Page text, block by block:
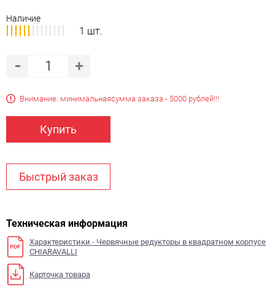
Наличие
1 шт.
Внимание: минимальнаясумма заказа - 5000 рублей!!!
Купить
Быстрый заказ
Техническая информация
Характеристики - Червячные редукторы в квадратном корпусе
CHIARAVALLI
Карточка товара